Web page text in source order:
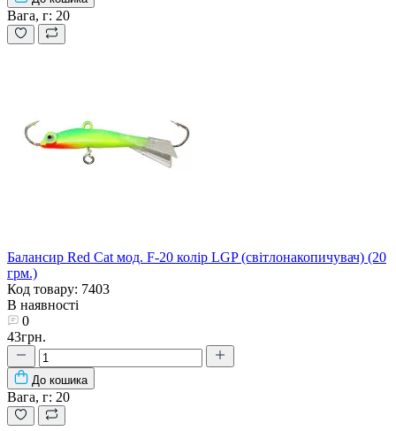
Вага, г: 20
Балансир Red Cat мод. F-20 колір LGP (світлонакопичувач) (20
грм.)
Код товару: 7403
В наявності
0
43грн.
До кошика
Вага, г: 20